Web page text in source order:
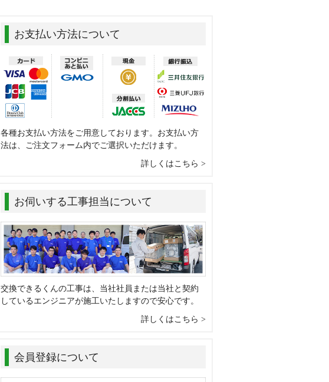
お支払い方法について
各種お支払い方法をご用意しております。お支払い方
法は、ご注文フォーム内でご選択いただけます。
詳しくはこちら
お伺いする工事担当について
交換できるくんの工事は、当社社員または当社と契約
しているエンジニアが施工いたしますので安心です。
詳しくはこちら
会員登録について